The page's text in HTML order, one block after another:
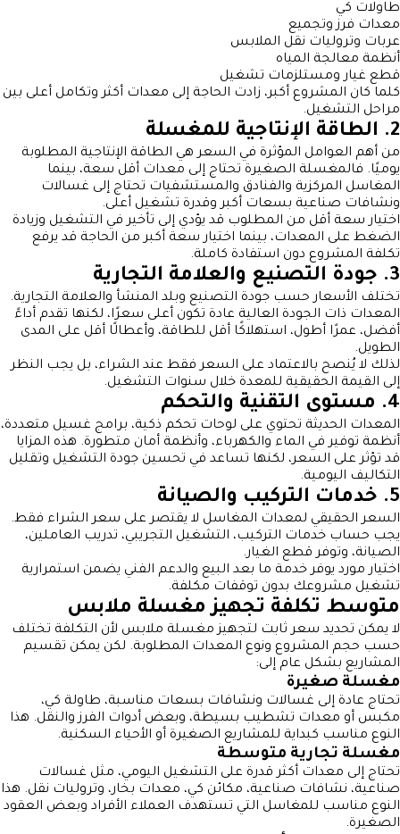
طاولات كي
معدات فرز وتجميع
عربات وتروليات نقل الملابس
أنظمة معالجة المياه
قطع غيار ومستلزمات تشغيل
كلما كان المشروع أكبر، زادت الحاجة إلى معدات أكثر وتكامل أعلى بين
مراحل التشغيل.
2. الطاقة الإنتاجية للمغسلة
من أهم العوامل المؤثرة في السعر هي الطاقة الإنتاجية المطلوبة
يوميًا. فالمغسلة الصغيرة تحتاج إلى معدات أقل سعة، بينما
المغاسل المركزية والفنادق والمستشفيات تحتاج إلى غسالات
ونشافات صناعية بسعات أكبر وقدرة تشغيل أعلى.
اختيار سعة أقل من المطلوب قد يؤدي إلى تأخير في التشغيل وزيادة
الضغط على المعدات، بينما اختيار سعة أكبر من الحاجة قد يرفع
تكلفة المشروع دون استفادة كاملة.
3. جودة التصنيع والعلامة التجارية
تختلف الأسعار حسب جودة التصنيع وبلد المنشأ والعلامة التجارية.
المعدات ذات الجودة العالية عادة تكون أعلى سعرًا، لكنها تقدم أداءً
أفضل، عمرًا أطول، استهلاكًا أقل للطاقة، وأعطالًا أقل على المدى
الطويل.
لذلك لا يُنصح بالاعتماد على السعر فقط عند الشراء، بل يجب النظر
إلى القيمة الحقيقية للمعدة خلال سنوات التشغيل.
4. مستوى التقنية والتحكم
المعدات الحديثة تحتوي على لوحات تحكم ذكية، برامج غسيل متعددة،
أنظمة توفير في الماء والكهرباء، وأنظمة أمان متطورة. هذه المزايا
قد تؤثر على السعر، لكنها تساعد في تحسين جودة التشغيل وتقليل
التكاليف اليومية.
5. خدمات التركيب والصيانة
السعر الحقيقي لمعدات المغاسل لا يقتصر على سعر الشراء فقط.
يجب حساب خدمات التركيب، التشغيل التجريبي، تدريب العاملين،
الصيانة، وتوفر قطع الغيار.
اختيار مورد يوفر خدمة ما بعد البيع والدعم الفني يضمن استمرارية
تشغيل مشروعك بدون توقفات مكلفة.
متوسط تكلفة تجهيز مغسلة ملابس
لا يمكن تحديد سعر ثابت لتجهيز مغسلة ملابس لأن التكلفة تختلف
حسب حجم المشروع ونوع المعدات المطلوبة. لكن يمكن تقسيم
المشاريع بشكل عام إلى:
مغسلة صغيرة
تحتاج عادة إلى غسالات ونشافات بسعات مناسبة، طاولة كي،
مكبس أو معدات تشطيب بسيطة، وبعض أدوات الفرز والنقل. هذا
النوع مناسب كبداية للمشاريع الصغيرة أو الأحياء السكنية.
مغسلة تجارية متوسطة
تحتاج إلى معدات أكثر قدرة على التشغيل اليومي، مثل غسالات
صناعية، نشافات صناعية، مكائن كي، معدات بخار، وتروليات نقل. هذا
النوع مناسب للمغاسل التي تستهدف العملاء الأفراد وبعض العقود
الصغيرة.